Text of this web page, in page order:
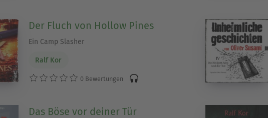
Der Fluch von Hollow Pines
Ein Camp Slasher
Ralf Kor
0 Bewertungen
Das Böse vor deiner Tür